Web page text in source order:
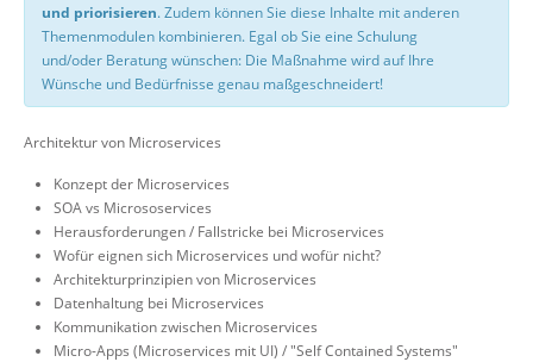
und priorisieren. Zudem können Sie diese Inhalte mit anderen
Themenmodulen kombinieren. Egal ob Sie eine Schulung
und/oder Beratung wünschen: Die Maßnahme wird auf Ihre
Wünsche und Bedürfnisse genau maßgeschneidert!
Architektur von Microservices
Konzept der Microservices
SOA vs Micrososervices
Herausforderungen / Fallstricke bei Microservices
Wofür eignen sich Microservices und wofür nicht?
Architekturprinzipien von Microservices
Datenhaltung bei Microservices
Kommunikation zwischen Microservices
Micro-Apps (Microservices mit UI) / "Self Contained Systems"